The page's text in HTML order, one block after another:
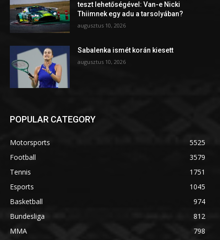
teszt lehetőségével: Van-e Nicki
Thiimnek egy adu a tarsolyában?
augusztus 10, 2026
Sabalenka ismét korán kiesett
augusztus 10, 2026
POPULAR CATEGORY
Motorsports
5525
Football
3579
Tennis
1751
Esports
1045
Basketball
974
Bundesliga
812
MMA
798